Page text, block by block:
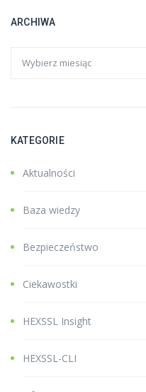
ARCHIWA
KATEGORIE
Aktualności
Baza wiedzy
Bezpieczeństwo
Ciekawostki
HEXSSL Insight
HEXSSL-CLI